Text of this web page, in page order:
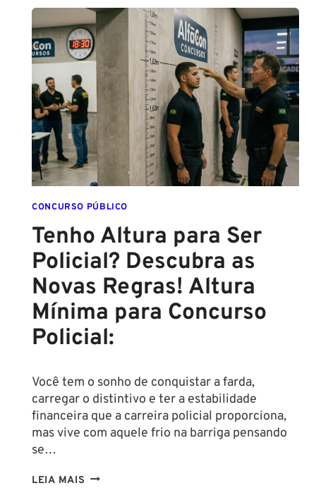
PMPE
2026:
ATÉ
FINAL
DESTE
ANO!
CONCURSO PÚBLICO
Tenho Altura para Ser
Policial? Descubra as
Novas Regras! Altura
Mínima para Concurso
Policial:
Você tem o sonho de conquistar a farda,
carregar o distintivo e ter a estabilidade
financeira que a carreira policial proporciona,
mas vive com aquele frio na barriga pensando
se…
LEIA MAIS TENHO